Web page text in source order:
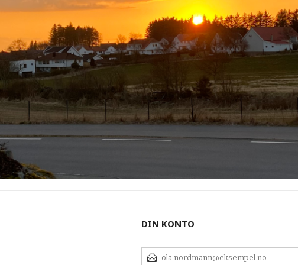
DIN KONTO
E-
POSTADRESSE